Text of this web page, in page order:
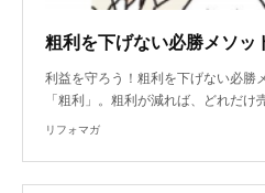
利益を守ろう！粗利を下げない必勝
「粗利」。粗利が減れば、どれだ
リフォマガ